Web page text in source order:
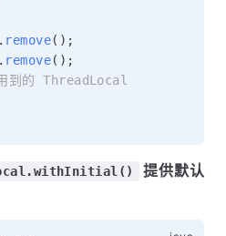
. remove( ) ;
. remove( ) ;
到的 ThreadLocal
提供默认